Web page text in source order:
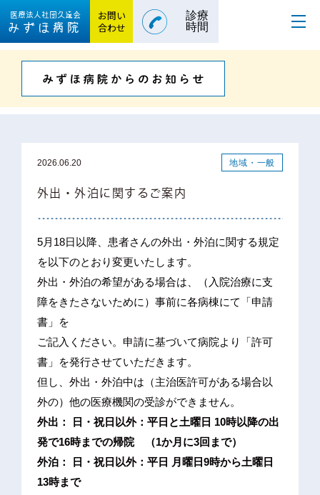
医療法人社団久遠会
みずほ病院
お問い
合わせ
診療
時間
2026.06.20 地域・一般
外出・外泊に関するご案内
5月18日以降、患者さんの外出・外泊に関する規定
を以下のとおり変更いたします。
外出・外泊の希望がある場合は、（入院治療に支
障をきたさないために）事前に各病棟にて「申請
書」を
ご記入ください。申請に基づいて病院より「許可
書」を発行させていただきます。
但し、外出・外泊中は（主治医許可がある場合以
外の）他の医療機関の受診ができません。
外出： 日・祝日以外：平日と土曜日 10時以降の出
発で16時までの帰院 （1か月に3回まで）
外泊： 日・祝日以外：平日 月曜日9時から土曜日
13時まで